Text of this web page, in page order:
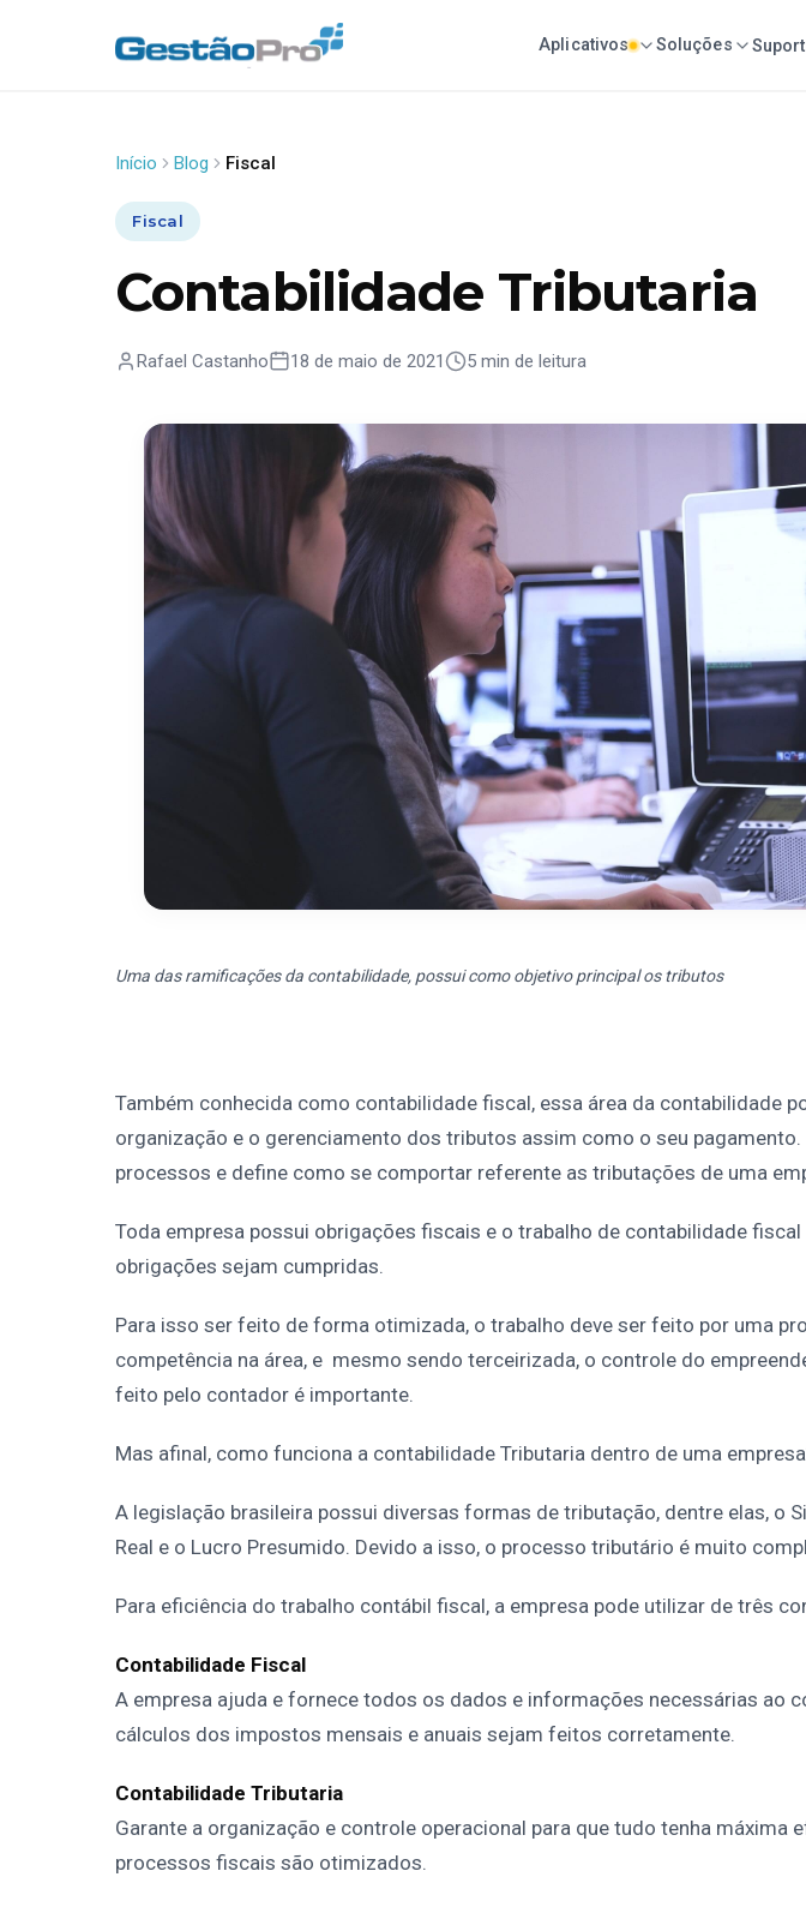
Aplicativos Soluções
Início Blog Fiscal
Fiscal
Contabilidade Tributaria
Rafael Castanho 18 de maio de 2021 5 min de leitura
Uma das ramificações da contabilidade, possui como objetivo principal os tributos
Também conhecida como contabilidade fiscal, essa área da contabilidade
organização e o gerenciamento dos tributos assim como o seu pagamento.
processos e define como se comportar referente as tributações de uma
Toda empresa possui obrigações fiscais e o trabalho de contabilidade
obrigações sejam cumpridas.
Para isso ser feito de forma otimizada, o trabalho deve ser feito por uma
competência na área, e mesmo sendo terceirizada, o controle do
feito pelo contador é importante.
Mas afinal, como funciona a contabilidade Tributaria dentro de uma
A legislação brasileira possui diversas formas de tributação, dentre elas, o
Real e o Lucro Presumido. Devido a isso, o processo tributário é muito
Para eficiência do trabalho contábil fiscal, a empresa pode utilizar de três
Contabilidade Fiscal
A empresa ajuda e fornece todos os dados e informações necessárias ao
cálculos dos impostos mensais e anuais sejam feitos corretamente.
Contabilidade Tributaria
Garante a organização e controle operacional para que tudo tenha máxima
processos fiscais são otimizados.